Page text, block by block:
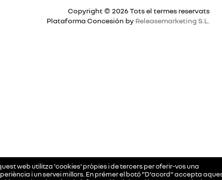
web utilitza 'cookies' pròpies i de tercers per oferir-vos una
i un servei millors. En prémer el botó "D'acord" accepta
Copyright © 2026 Tots el termes reservats
Plataforma Concesión by Releasemarketing S.L.